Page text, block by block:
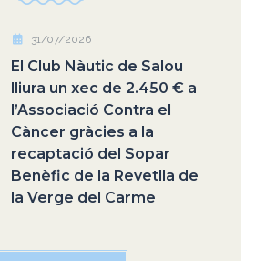
31/07/2026
El Club Nàutic de Salou
lliura un xec de 2.450 € a
l’Associació Contra el
Càncer gràcies a la
recaptació del Sopar
Benèfic de la Revetlla de
la Verge del Carme